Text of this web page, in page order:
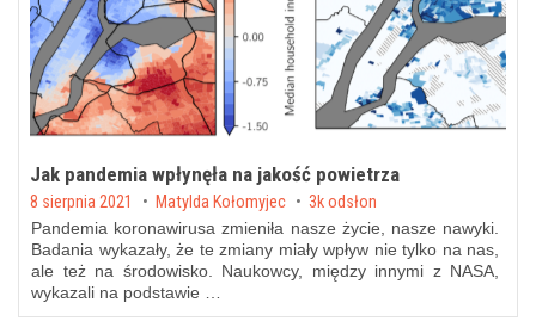
Jak pandemia wpłynęła na jakość powietrza
Posted on
8 sierpnia 2021 byMatylda Kołomyjec 3k odsłon
Pandemia koronawirusa zmieniła nasze życie, nasze nawyki.
Badania wykazały, że te zmiany miały wpływ nie tylko na nas,
ale też na środowisko. Naukowcy, między innymi z NASA,
wykazali na podstawie …